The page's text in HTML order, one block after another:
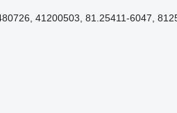
41200503, 81.25411-6047,